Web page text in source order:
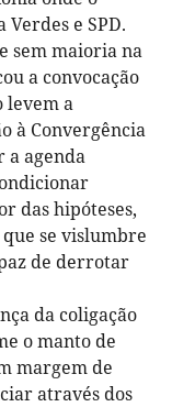
e SPD.
sem maioria na
a convocação
levem a
à Convergência
a agenda
das hipóteses,
se vislumbre
de derrotar
da coligação
o manto de
margem de
através dos